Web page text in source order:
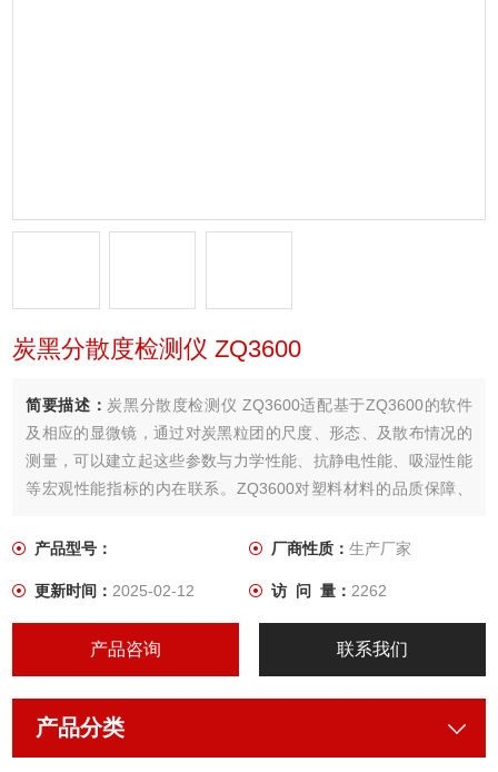
炭黑分散度检测仪 ZQ3600
简要描述：炭黑分散度检测仪 ZQ3600适配基于ZQ3600的软件
及相应的显微镜，通过对炭黑粒团的尺度、形态、及散布情况的
测量，可以建立起这些参数与力学性能、抗静电性能、吸湿性能
等宏观性能指标的内在联系。ZQ3600对塑料材料的品质保障、
平的快速提升。
产品型号： 厂商性质： 生产厂家
更新时间：2025-02-12 访 问 量： 2262
产品咨询 联系我们
产品分类